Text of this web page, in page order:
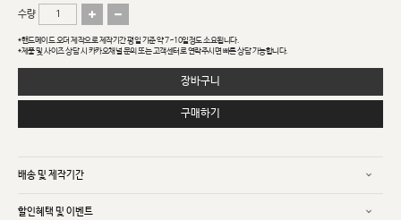
수량
*핸드메이드 오더 제작으로 제작기간 평일 기준 약 7~10일정도 소요됩니다.
*제품 및 사이즈 상담 시 카카오채널 문의 또는 고객센터로 연락주시면 빠른 상담 가능합니다.
장바구니
구매하기
배송 및 제작기간
할인혜택 및 이벤트